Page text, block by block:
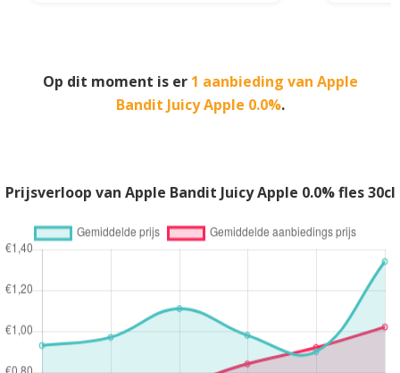
Op dit moment is er 1 aanbieding van Apple
Bandit Juicy Apple 0.0%.
Prijsverloop van Apple Bandit Juicy Apple 0.0% fles 30cl